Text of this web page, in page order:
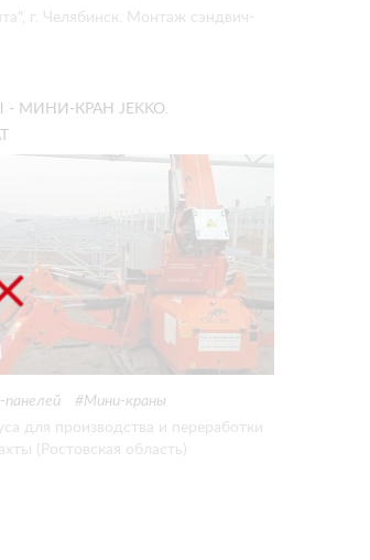
г. Челябинск. Монтаж сэндвич-
МИНИ-КРАН JEKKO.
панелей
Мини-краны
для производства и переработки
(Ростовская область)